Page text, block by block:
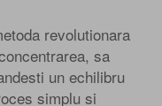
revolutionara
sa
un echilibru
simplu si